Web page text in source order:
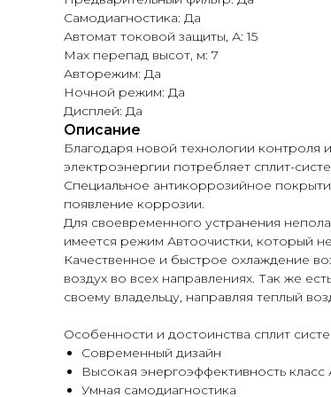
Самодиагностика: Да
Автомат токовой защиты, А: 15
Max перепад высот, м: 7
Авторежим: Да
Ночной режим: Да
Дисплей: Да
Описание
Благодаря новой технологии контроля
электроэнергии потребляет сплит-
Специальное антикоррозийное
появление коррозии.
Для своевременного устранения
имеется режим Автоочистки, который
Качественное и быстрое охлаждение
воздух во всех направлениях. Так же
своему владельцу, направляя теплый
Особенности и достоинства сплит
Современный дизайн
Высокая энергоэффективность класс
Умная самодиагностика